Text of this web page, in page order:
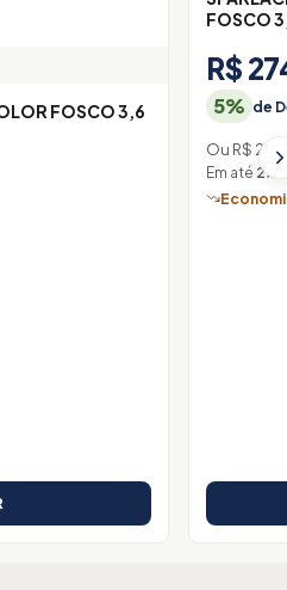
FOSCO 3,6
FOSCO
R$
5% de
Ou R$
Em até 2×